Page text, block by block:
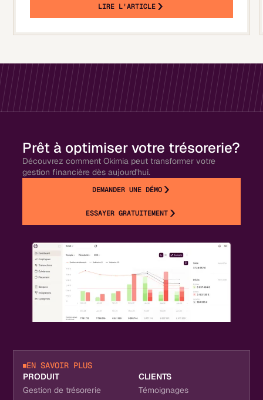
LIRE L'ARTICLE
Prêt à optimiser votre trésorerie?
Découvrez comment Okimia peut transformer votre
gestion financière dès aujourd'hui.
DEMANDER UNE DÉMO
ESSAYER GRATUITEMENT
EN SAVOIR PLUS
PRODUIT
Gestion de trésorerie
CLIENTS
Témoignages